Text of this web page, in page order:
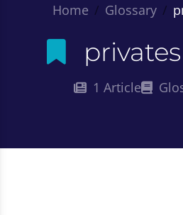
Home Glossary
1 Article